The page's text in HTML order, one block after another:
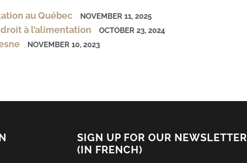
au Québec NOVEMBER 11, 2025
à l’alimentation OCTOBER 23, 2024
NOVEMBER 10, 2023
SIGN UP FOR OUR NEWSLETTER
(IN FRENCH)